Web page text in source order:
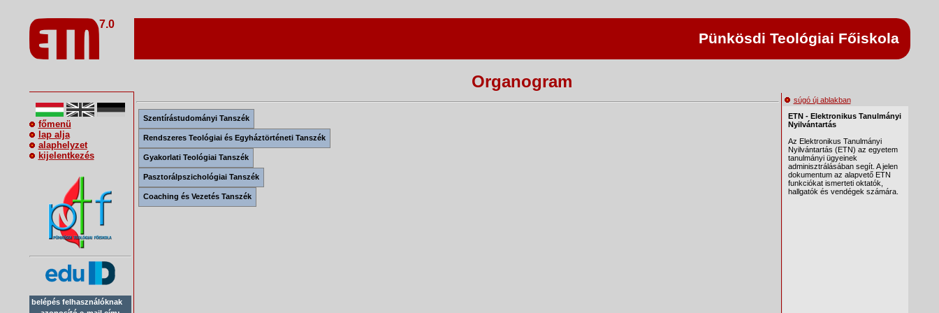
7.0
Pünkösdi Teológiai Főiskola
Organogram
főmenü
lap alja
alaphelyzet
kijelentkezés
belépés felhasználóknak
Szentírástudományi Tanszék
Rendszeres Teológiai és Egyháztörténeti Tanszék
Gyakorlati Teológiai Tanszék
Pasztorálpszichológiai Tanszék
Coaching és Vezetés Tanszék
súgó új ablakban